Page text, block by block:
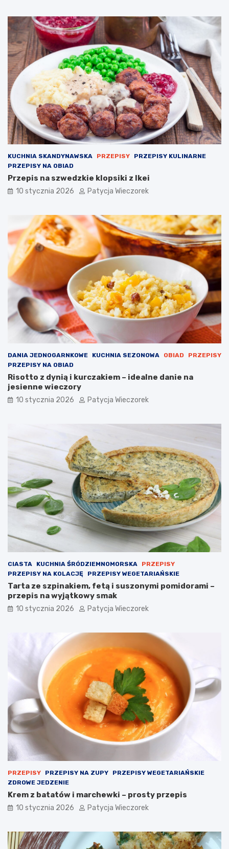
KUCHNIA SKANDYNAWSKA PRZEPISY
PRZEPISY KULINARNE
PRZEPISY NA OBIAD
Przepis na szwedzkie klopsiki z Ikei
10 stycznia 2026 Patycja Wieczorek
DANIA JEDNOGARNKOWE KUCHNIA SEZONOWA OBIAD
PRZEPISY
PRZEPISY NA OBIAD
Risotto z dynią i kurczakiem – idealne danie na
jesienne wieczory
10 stycznia 2026 Patycja Wieczorek
CIASTA KUCHNIA ŚRÓDZIEMNOMORSKA
PRZEPISY
PRZEPISY NA KOLACJĘ
PRZEPISY WEGETARIAŃSKIE
Tarta ze szpinakiem, fetą i suszonymi pomidorami –
przepis na wyjątkowy smak
10 stycznia 2026 Patycja Wieczorek
PRZEPISY PRZEPISY NA ZUPY
PRZEPISY WEGETARIAŃSKIE
ZDROWE JEDZENIE
Krem z batatów i marchewki – prosty przepis
10 stycznia 2026 Patycja Wieczorek